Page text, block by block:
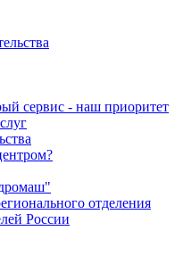
сервис - наш приоритет
отделения
России